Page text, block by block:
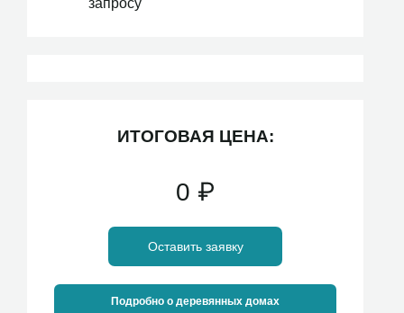
ИТОГОВАЯ ЦЕНА:
0 ₽
Оставить заявку
Подробно о деревянных домах